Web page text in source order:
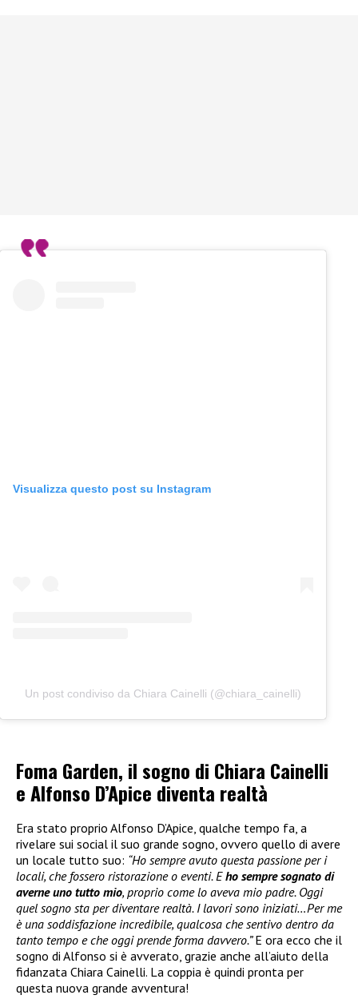
Visualizza questo post su Instagram
Un post condiviso da Chiara Cainelli (@chiara_cainelli)
Foma Garden, il sogno di Chiara Cainelli
e Alfonso D’Apice diventa realtà
Era stato proprio Alfonso D’Apice, qualche tempo fa, a
rivelare sui social il suo grande sogno, ovvero quello di avere
un locale tutto suo: “Ho sempre avuto questa passione per i
locali, che fossero ristorazione o eventi. Eho sempre sognato di
averne uno tutto mio, proprio come lo aveva mio padre. Oggi
quel sogno sta per diventare realtà. I lavori sono iniziati…Per me
è una soddisfazione incredibile, qualcosa che sentivo dentro da
tanto tempo e che oggi prende forma davvero.”E ora ecco che il
sogno di Alfonso si è avverato, grazie anche all’aiuto della
fidanzata Chiara Cainelli. La coppia è quindi pronta per
questa nuova grande avventura!